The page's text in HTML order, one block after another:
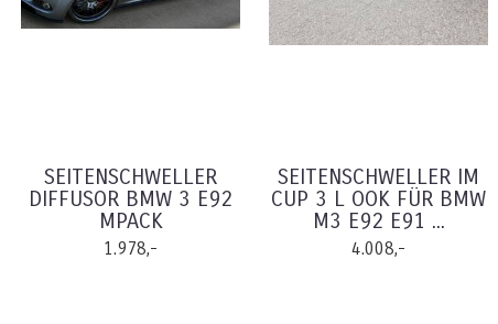
SEITENSCHWELLER
DIFFUSOR BMW 3 E92
MPACK
1.978,-
SEITENSCHWELLER IM
CUP 3 L OOK FÜR BMW
M3 E92 E91 ...
4.008,-